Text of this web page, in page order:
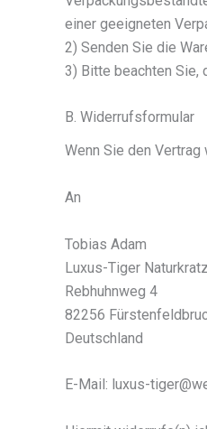
einer geeigneten
2) Senden Sie die
3) Bitte beachten Sie,
B. Widerrufsformular
Wenn Sie den
An
Tobias Adam
Luxus-Tiger
Rebhuhnweg 4
82256
Deutschland
E-Mail: luxus-